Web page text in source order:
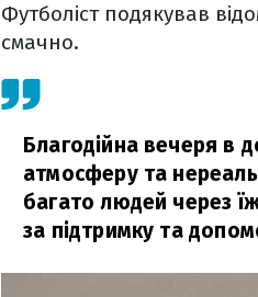
Футболіст подякував
смачно.
Благодійна вечеря в
атмосферу та
багато людей через
за підтримку та